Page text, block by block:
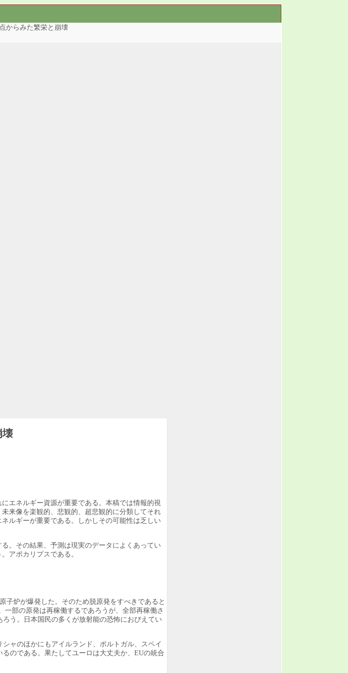
からみた繁栄と崩壊
壊
エネルギー資源が重要である。本稿では情報的視
来像を楽観的、悲観的、超悲観的に分類してそれ
ルギーが重要である。しかしその可能性は乏しい
。その結果、予測は現実のデータによくあってい
アポカリプスである。
子炉が爆発した。そのため脱原発をすべきであると
部の原発は再稼働するであろうが、全部再稼働さ
う。日本国民の多くが放射能の恐怖におびえてい
ャのほかにもアイルランド、ポルトガル、スペイ
のである。果たしてユーロは大丈夫か、EUの統合